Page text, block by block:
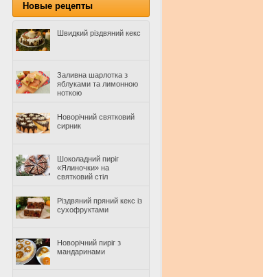
Новые рецепты
Швидкий різдвяний кекс
Заливна шарлотка з
яблуками та лимонною
ноткою
Новорічний святковий
сирник
Шоколадний пиріг
«Ялиночки» на
святковий стіл
Різдвяний пряний кекс із
сухофруктами
Новорічний пиріг з
мандаринами